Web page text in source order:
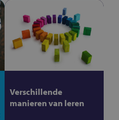
Verschillende
manieren van leren